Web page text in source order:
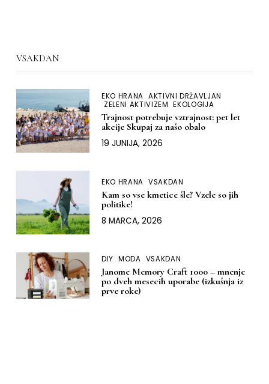
VSAKDAN
EKO HRANA AKTIVNI DRŽAVLJAN
ZELENI AKTIVIZEM EKOLOGIJA
Trajnost potrebuje vztrajnost: pet let
akcije Skupaj za našo obalo
19 JUNIJA, 2026
EKO HRANA VSAKDAN
Kam so vse kmetice šle? Vzele so jih
politike!
8 MARCA, 2026
DIY MODA VSAKDAN
Janome Memory Craft 1000 – mnenje
po dveh mesecih uporabe (izkušnja iz
prve roke)